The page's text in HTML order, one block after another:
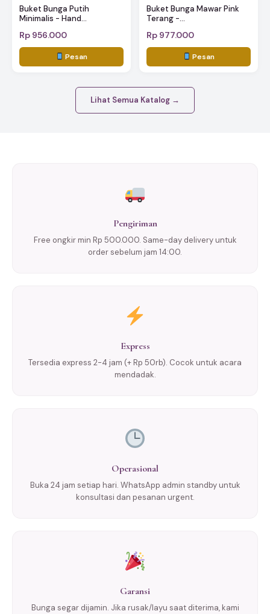
Buket Bunga Putih
Minimalis - Hand...
Rp 956.000
Pesan
Buket Bunga Mawar Pink
Terang -...
Rp 977.000
Pesan
Lihat Semua Katalog →
Pengiriman
Free ongkir min Rp 500.000. Same-day delivery untuk
order sebelum jam 14:00.
Express
Tersedia express 2-4 jam (+ Rp 50rb). Cocok untuk acara
mendadak.
Operasional
Buka 24 jam setiap hari. WhatsApp admin standby untuk
konsultasi dan pesanan urgent.
Garansi
Bunga segar dijamin. Jika rusak/layu saat diterima, kami